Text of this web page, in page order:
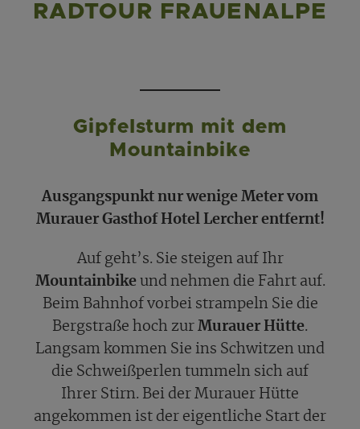
RADTOUR FRAUENALPE
Gipfelsturm mit dem
Mountainbike
Ausgangspunkt nur wenige Meter vom
Murauer Gasthof Hotel Lercher entfernt!
Auf geht’s. Sie steigen auf Ihr
Mountainbikeund nehmen die Fahrt auf.
Beim Bahnhof vorbei strampeln Sie die
Bergstraße hoch zur Murauer Hütte.
Langsam kommen Sie ins Schwitzen und
die Schweißperlen tummeln sich auf
Ihrer Stirn. Bei der Murauer Hütte
angekommen ist der eigentliche Start der